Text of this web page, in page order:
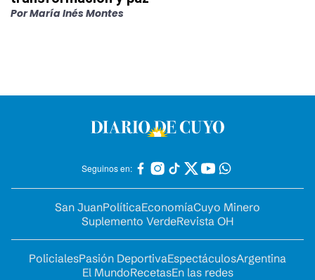
PorMaría Inés Montes
Seguinos en:
San JuanPolíticaEconomíaCuyo Minero
Suplemento VerdeRevista OH
PolicialesPasión DeportivaEspectáculosArgentina
El MundoRecetasEn las redes